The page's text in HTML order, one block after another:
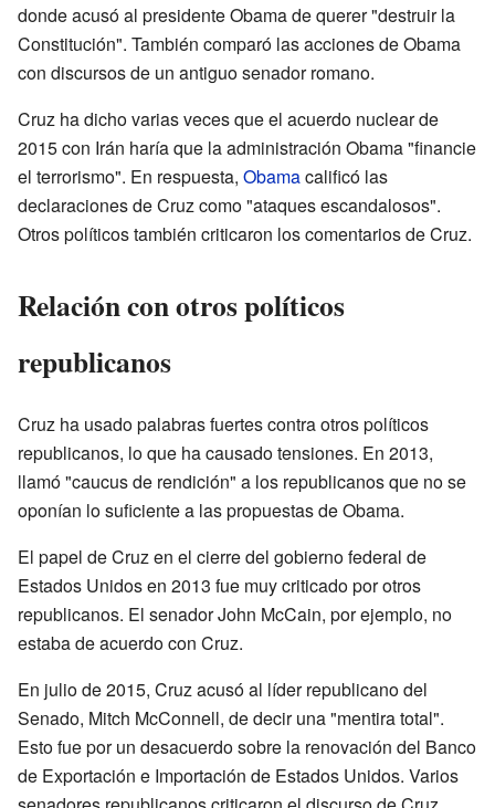
donde acusó al presidente Obama de querer "destruir la
Constitución". También comparó las acciones de Obama
con discursos de un antiguo senador romano.
Cruz ha dicho varias veces que el acuerdo nuclear de
2015 con Irán haría que la administración Obama "financie
el terrorismo". En respuesta, Obamacalificó las
declaraciones de Cruz como "ataques escandalosos".
Otros políticos también criticaron los comentarios de Cruz.
Relación con otros políticos
republicanos
Cruz ha usado palabras fuertes contra otros políticos
republicanos, lo que ha causado tensiones. En 2013,
llamó "caucus de rendición" a los republicanos que no se
oponían lo suficiente a las propuestas de Obama.
El papel de Cruz en el cierre del gobierno federal de
Estados Unidos en 2013 fue muy criticado por otros
republicanos. El senador John McCain, por ejemplo, no
estaba de acuerdo con Cruz.
En julio de 2015, Cruz acusó al líder republicano del
Senado, Mitch McConnell, de decir una "mentira total".
Esto fue por un desacuerdo sobre la renovación del Banco
de Exportación e Importación de Estados Unidos. Varios